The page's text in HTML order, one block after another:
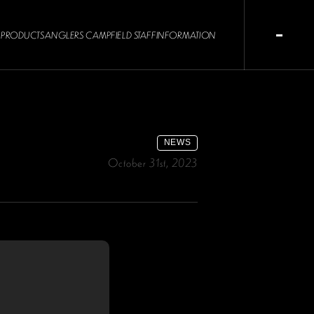
PRODUCTSANGLERS CAMPFIELD STAFFINFORMATION
NEWS
October 31st, 2023